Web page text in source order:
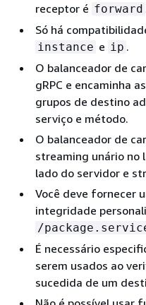
receptor é forward
Só há
instance e ip .
O balanceador de
gRPC e encaminha
grupos de destino
serviço e método.
O balanceador de
streaming unário no
lado do servidor e
Você deve fornecer
integridade
/
É necessário
serem usados ao
sucedida de um